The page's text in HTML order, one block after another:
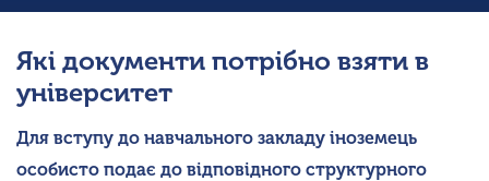
Які документи потрібно взяти в
університет
Для вступу до навчального закладу іноземець
особисто подає до відповідного структурного